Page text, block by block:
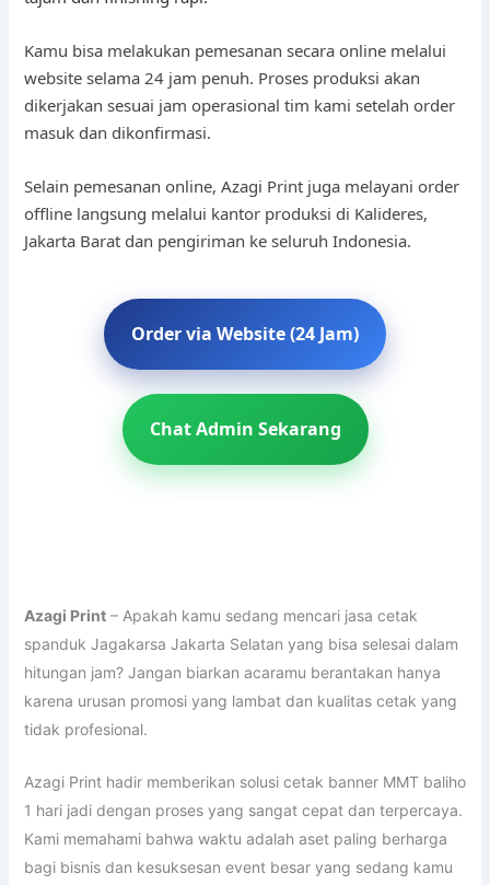
Kamu bisa melakukan pemesanan secara online melalui
website selama 24 jam penuh. Proses produksi akan
dikerjakan sesuai jam operasional tim kami setelah order
masuk dan dikonfirmasi.
Selain pemesanan online, Azagi Print juga melayani order
offline langsung melalui kantor produksi di Kalideres,
Jakarta Barat dan pengiriman ke seluruh Indonesia.
Order via Website (24 Jam)
Chat Admin Sekarang
Azagi Print– Apakah kamu sedang mencari jasa cetak
spanduk Jagakarsa Jakarta Selatan yang bisa selesai dalam
hitungan jam? Jangan biarkan acaramu berantakan hanya
karena urusan promosi yang lambat dan kualitas cetak yang
tidak profesional.
Azagi Print hadir memberikan solusi cetak banner MMT baliho
1 hari jadi dengan proses yang sangat cepat dan terpercaya.
Kami memahami bahwa waktu adalah aset paling berharga
bagi bisnis dan kesuksesan event besar yang sedang kamu